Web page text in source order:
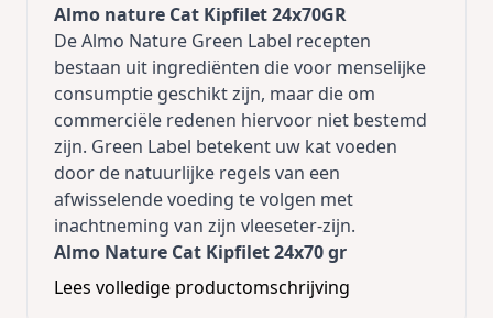
Almo nature Cat Kipfilet 24x70GR
De Almo Nature Green Label recepten
bestaan uit ingrediënten die voor menselijke
consumptie geschikt zijn, maar die om
commerciële redenen hiervoor niet bestemd
zijn. Green Label betekent uw kat voeden
door de natuurlijke regels van een
afwisselende voeding te volgen met
inachtneming van zijn vleeseter-zijn.
Almo Nature Cat Kipfilet 24x70 gr
Raw pack betekent rauw verpakt en
vervolgens gesteriliseerd. Meer smaak en
Lees volledige productomschrijving